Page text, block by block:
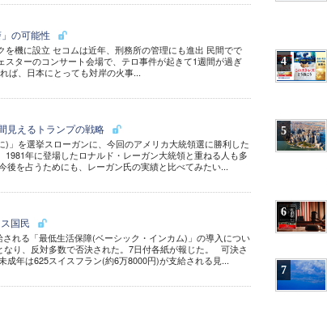
の可能性
機に設立 セコムは近年、刑務所の管理にも進出 民間でで
ターのコンサート会場で、テロ事件が起きて1週間が過ぎ
ば、日本にとっても対岸の火事...
見えるトランプの戦略
」を選挙スローガンに、今回のアメリカ大統領選に勝利した
年に登場したロナルド・レーガン大統領と重ねる人も多
を占うためにも、レーガン氏の実績と比べてみたい...
国民
れる「最低生活保障(ベーシック・インカム)」の導入につい
り、反対多数で否決された。7日付各紙が報じた。 可決さ
年は625スイスフラン(約6万8000円)が支給される見...
4
5
6
7